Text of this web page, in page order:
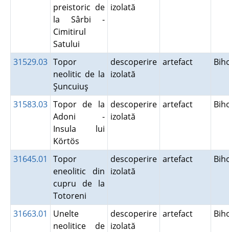
preistoric de
la Sârbi -
Cimitirul
Satului
izolată
31529.03 Topor
neolitic de la
Şuncuiuş
descoperire
izolată
artefact
31583.03 Topor de la
Adoni -
Insula lui
Körtös
descoperire
izolată
artefact
31645.01
Topor
eneolitic din
cupru de la
Totoreni
descoperire
izolată
artefact
31663.01
Unelte
neolitice de
descoperire
izolată
artefact